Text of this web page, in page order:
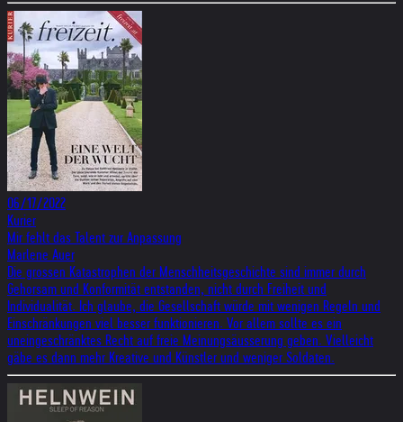
06/17/2022
Kurier
Mir fehlt das Talent zur Anpassung
Marlene Auer
Die grossen Katastrophen der Menschheitsgeschichte sind immer durch
Gehorsam und Konformität entstanden, nicht durch Freiheit und
Individualität. Ich glaube, die Gesellschaft würde mit wenigen Regeln und
Einschränkungen viel besser funktionieren. Vor allem sollte es ein
uneingeschränktes Recht auf freie Meinungsäusserung geben. Vielleicht
gäbe es dann mehr Kreative und Künstler und weniger Soldaten.